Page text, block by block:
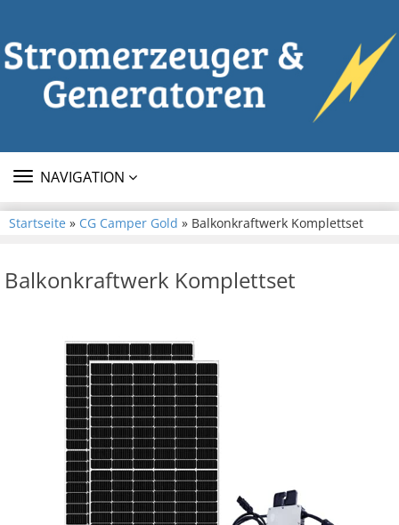
TOGGLE
NAVIGATION
Startseite » CG Camper Gold » Balkonkraftwerk Komplettset
Balkonkraftwerk Komplettset